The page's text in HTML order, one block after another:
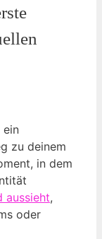
ein
zu deinem
in dem
aussieht,
oder